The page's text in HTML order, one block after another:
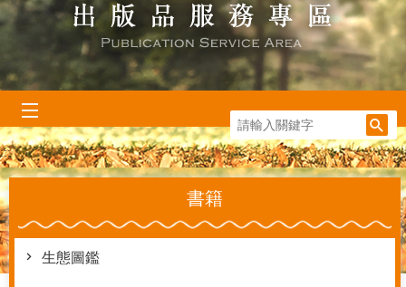
:::
書籍
生態圖鑑